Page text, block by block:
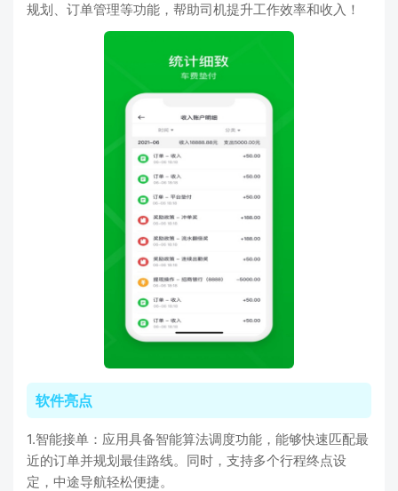
规划、订单管理等功能，帮助司机提升工作效率和收入！
软件亮点
1.智能接单：应用具备智能算法调度功能，能够快速匹配最
近的订单并规划最佳路线。同时，支持多个行程终点设
定，中途导航轻松便捷。